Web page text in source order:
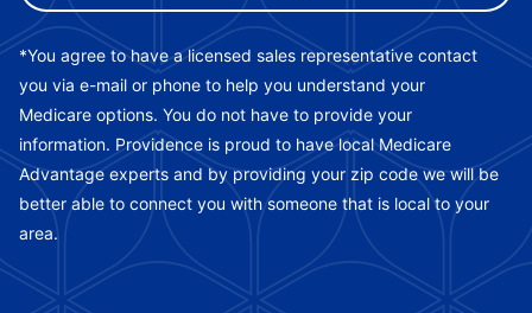
*You agree to have a licensed sales representative contact
you via e-mail or phone to help you understand your
Medicare options. You do not have to provide your
information. Providence is proud to have local Medicare
Advantage experts and by providing your zip code we will be
better able to connect you with someone that is local to your
area.